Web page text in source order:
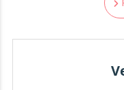
✅ Consulta de
seres queridos para ti.